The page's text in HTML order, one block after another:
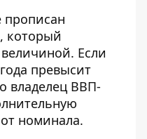
прописан
который
Если
превысит
владелец ВВП-
номинала.